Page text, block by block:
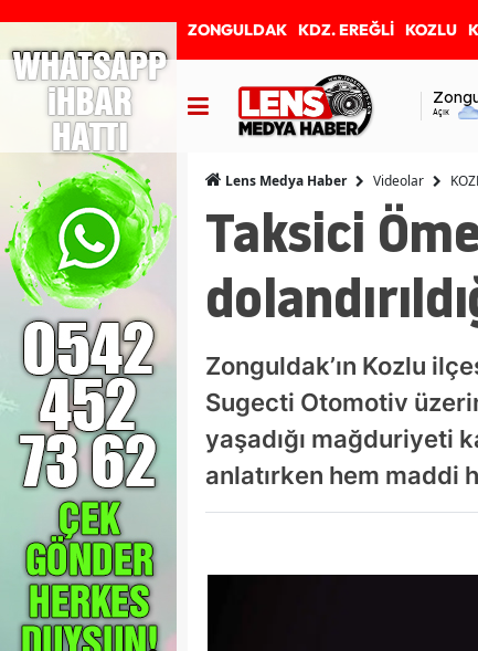
ZONGULDAK KDZ. EREĞLİ KOZLU
Açık
Lens Medya Haber Videolar
Taksici
Zonguldak’ın Kozlu
Sugecti Otomotiv
yaşadığı mağduriyeti
anlatırken hem maddi